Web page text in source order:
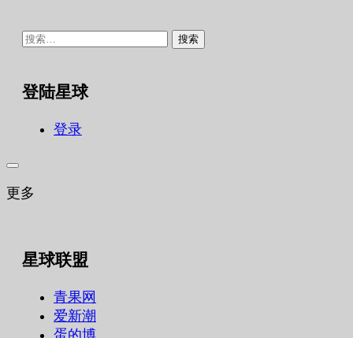
搜
登陆星球
登录
更多
星球联盟
青果网
爱新潮